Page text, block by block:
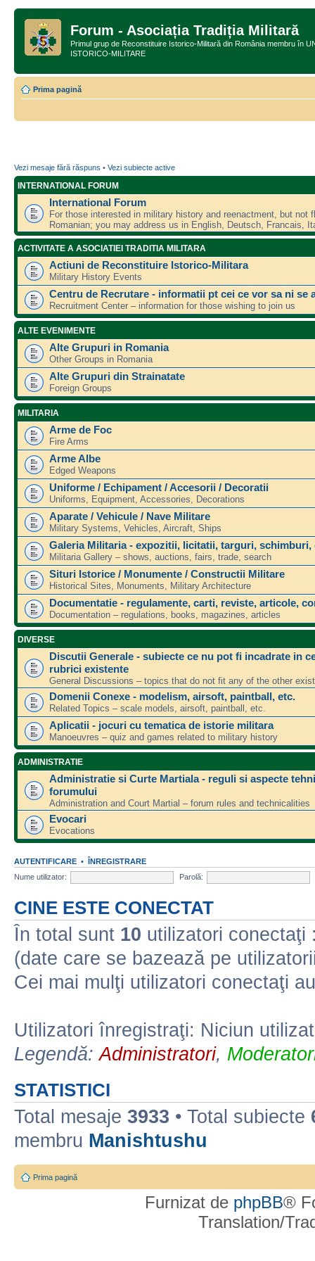
Forum - Asociația Tradiția Militară
Primul grup de Reconstituire Istorico-Militară din România membru în
ISTORICO-MILITARE
Prima pagină
Vezi mesaje fără răspuns • Vezi subiecte active
INTERNATIONAL FORUM
International Forum
For those interested in military history and reenactment, but not
Romanian; you may address us in English, Deutsch, Francais,
ACTIVITATE A ASOCIATIEI TRADITIA MILITARA
Actiuni de Reconstituire Istorico-Militara
Military History Events
Centru de Recrutare - informatii pt cei ce vor sa ni se
Recruitment Center – information for those wishing to join us
ALTE EVENIMENTE
Alte Grupuri in Romania
Other Groups in Romania
Alte Grupuri din Strainatate
Foreign Groups
MILITARIA
Arme de Foc
Fire Arms
Arme Albe
Edged Weapons
Uniforme / Echipament / Accesorii / Decoratii
Uniforms, Equipment, Accessories, Decorations
Aparate / Vehicule / Nave Militare
Military Systems, Vehicles, Aircraft, Ships
Galeria Militaria - expozitii, licitatii, targuri, schimburi,
Militaria Gallery – shows, auctions, fairs, trade, search
Situri Istorice / Monumente / Constructii Militare
Historical Sites, Monuments, Military Architecture
Documentatie - regulamente, carti, reviste, articole,
Documentation – regulations, books, magazines, articles
DIVERSE
Discutii Generale - subiecte ce nu pot fi incadrate in
rubrici existente
General Discussions – topics that do not fit any of the other
Domenii Conexe - modelism, airsoft, paintball, etc.
Related Topics – scale models, airsoft, paintball, etc.
Aplicatii - jocuri cu tematica de istorie militara
Manoeuvres – quiz and games related to military history
ADMINISTRATIE
Administratie si Curte Martiala - reguli si aspecte
forumului
Administration and Court Martial – forum rules and technicalities
Evocari
Evocations
AUTENTIFICARE • ÎNREGISTRARE
Nume utilizator:
Parolă:
CINE ESTE CONECTAT
În total sunt 10 utilizatori conectaţi
(date care se bazează pe
Cei mai mulţi utilizatori conectaţi
Utilizatori înregistraţi: Niciun
Legendă:Administratori,
STATISTICI
Total mesaje 3933 • Total subiecte
membru Manishtushu
Prima pagină
Furnizat de phpBB®
Translation/